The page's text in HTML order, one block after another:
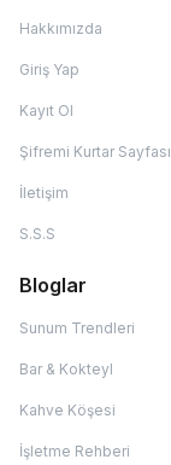
Hakkımızda
Giriş Yap
Kayıt Ol
Şifremi Kurtar Sayfası
İletişim
S.S.S
Bloglar
Sunum Trendleri
Bar & Kokteyl
Kahve Köşesi
İşletme Rehberi